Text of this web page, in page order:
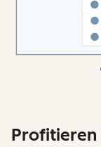
Profitieren